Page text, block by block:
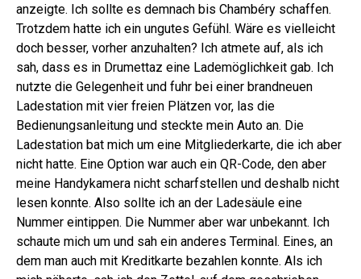
anzeigte. Ich sollte es demnach bis Chambéry schaffen.
Trotzdem hatte ich ein ungutes Gefühl. Wäre es vielleicht
doch besser, vorher anzuhalten? Ich atmete auf, als ich
sah, dass es in Drumettaz eine Lademöglichkeit gab. Ich
nutzte die Gelegenheit und fuhr bei einer brandneuen
Ladestation mit vier freien Plätzen vor, las die
Bedienungsanleitung und steckte mein Auto an. Die
Ladestation bat mich um eine Mitgliederkarte, die ich aber
nicht hatte. Eine Option war auch ein QR-Code, den aber
meine Handykamera nicht scharfstellen und deshalb nicht
lesen konnte. Also sollte ich an der Ladesäule eine
Nummer eintippen. Die Nummer aber war unbekannt. Ich
schaute mich um und sah ein anderes Terminal. Eines, an
dem man auch mit Kreditkarte bezahlen konnte. Als ich